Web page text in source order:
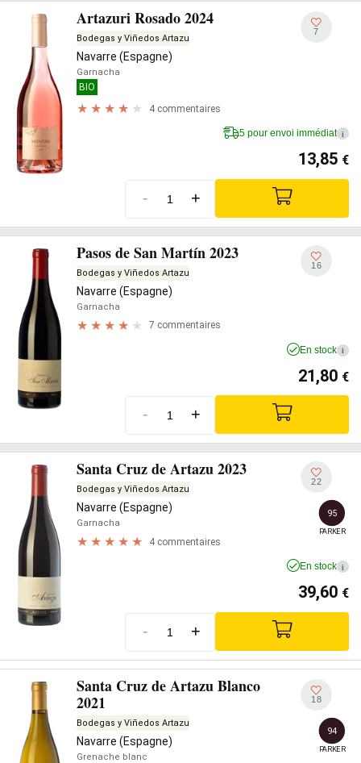
Artazuri Rosado 2024
Bodegas y Viñedos Artazu
Navarre (Espagne)
Garnacha
BIO
4 commentaires
7
5 pour envoi immédiat i
13,85 €
- +
Pasos de San Martín 2023
Bodegas y Viñedos Artazu
Navarre (Espagne)
Garnacha
7 commentaires
16
En stock i
21,80 €
- +
Santa Cruz de Artazu 2023
Bodegas y Viñedos Artazu
Navarre (Espagne)
Garnacha
4 commentaires
22
95
PARKER
En stock i
39,60 €
- +
Santa Cruz de Artazu Blanco
2021
Bodegas y Viñedos Artazu
Navarre (Espagne)
Grenache blanc
18
94
PARKER